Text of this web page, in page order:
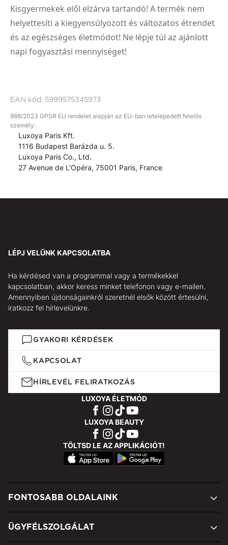
Kisgyermekek elől elzárva tartandó! A termék nem
helyettesíti a kiegyensúlyozott és változatos étrendet
és az egészséges életmódot! Ne lépje túl az ajánlott
napi fogyasztási mennyiséget!
EAN kód: 5999575345973
988/2023 GPSR EU rendelet alapján az EU-ban letelepedett felelős
személy:
Luxoya Paris Kft.
1116 Budapest Barázda u. 5.
Luxoya Paris Co., Ltd.
27 Avenue de L'Opéra, 75001 Paris, France
LÉPJ VELÜNK KAPCSOLATBA
Ha kérdésed van a programmal vagy a termékekkel
kapcsolatban, akkor keress minket telefonon vagy e-mailen.
Amennyiben újdonságainkról szeretnél elsők között értesülni,
iratkozz fel hírlevelünkre.
GYAKORI KÉRDÉSEK
KAPCSOLAT
HÍRLEVÉL FELIRATKOZÁS
LUXOYA ÉLETMÓD
LUXOYA BEAUTY
TÖLTSD LE AZ APPLIKÁCIÓT!
FONTOSABB OLDALAINK
ÜGYFÉLSZOLGÁLAT